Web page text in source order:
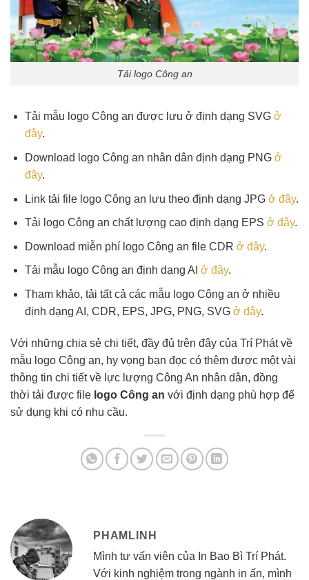
Tải logo Công an
Tải mẫu logo Công an được lưu ở định dạng SVG ở
đây.
Download logo Công an nhân dân định dạng PNG ở
đây.
Link tải file logo Công an lưu theo định dạng JPG ở đây.
Tải logo Công an chất lượng cao định dạng EPS ở đây.
Download miễn phí logo Công an file CDR ở đây.
Tải mẫu logo Công an định dạng AI ở đây.
Tham khảo, tải tất cả các mẫu logo Công an ở nhiều
định dạng AI, CDR, EPS, JPG, PNG, SVG ở đây.
Với những chia sẻ chi tiết, đầy đủ trên đây của Trí Phát về
mẫu logo Công an, hy vọng bạn đọc có thêm được một vài
thông tin chi tiết về lực lượng Công An nhân dân, đồng
thời tải được file logo Công an với định dạng phù hợp để
sử dụng khi có nhu cầu.
PHAMLINH
Mình tư vấn viên của In Bao Bì Trí Phát.
Với kinh nghiệm trong ngành in ấn, mình